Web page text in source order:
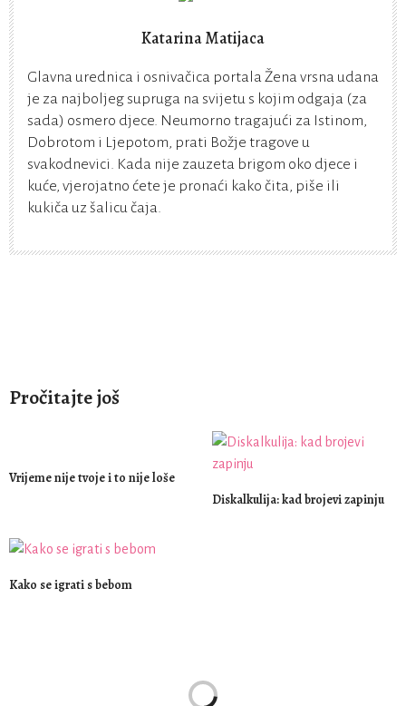
Katarina Matijaca
Glavna urednica i osnivačica portala Žena vrsna udana
je za najboljeg supruga na svijetu s kojim odgaja (za
sada) osmero djece. Neumorno tragajući za Istinom,
Dobrotom i Ljepotom, prati Božje tragove u
svakodnevici. Kada nije zauzeta brigom oko djece i
kuće, vjerojatno ćete je pronaći kako čita, piše ili
kukiča uz šalicu čaja.
Pročitajte još
Vrijeme nije tvoje i to nije loše
Diskalkulija: kad brojevi zapinju
Kako se igrati s bebom